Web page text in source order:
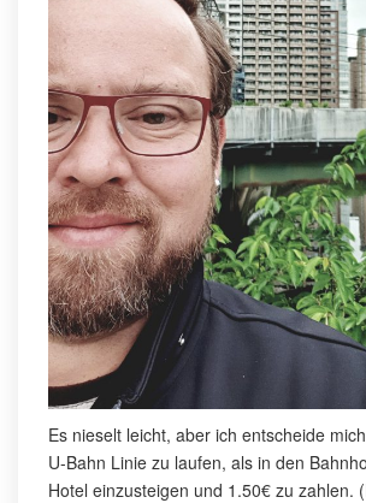
Es nieselt leicht, aber ich entscheide
U-Bahn Linie zu laufen, als in den
Hotel einzusteigen und 1.50€ zu zahlen.